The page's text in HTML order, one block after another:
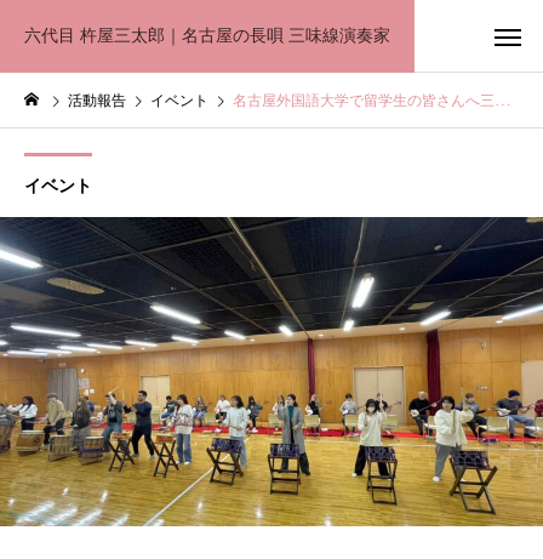
六代目 杵屋三太郎｜名古屋の長唄 三味線演奏家
活動報告 イベント 名古屋外国語大学で留学生の皆さんへ三味線指導しました。
イベント